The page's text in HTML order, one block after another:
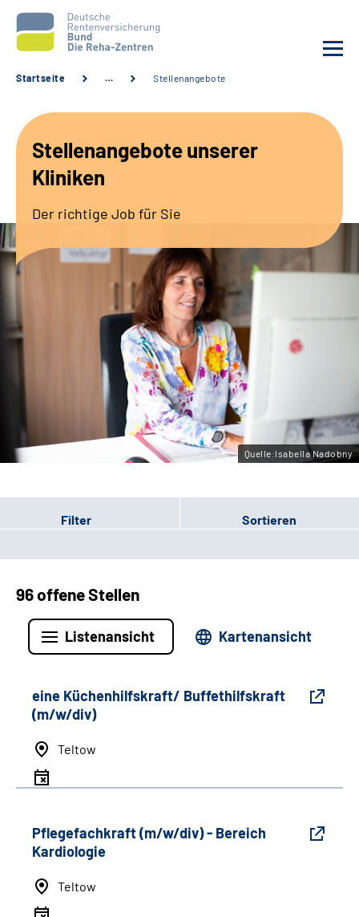
Unsere Kliniken
Sozialdienste & Zuweisende
Erweiterte Suche
Gebärdensprache
Leichte Sprache
Startseite … Stellenangebote
Stellenangebote unserer
Kliniken
Der richtige Job für Sie
Quelle:Isabella Nadobny
Filter Sortieren
96 offene Stellen
Listenansicht Kartenansicht
eine Küchenhilfskraft/ Buffethilfskraft
(m/w/div)
Teltow
Pflegefachkraft (m/w/div) - Bereich
Kardiologie
Teltow